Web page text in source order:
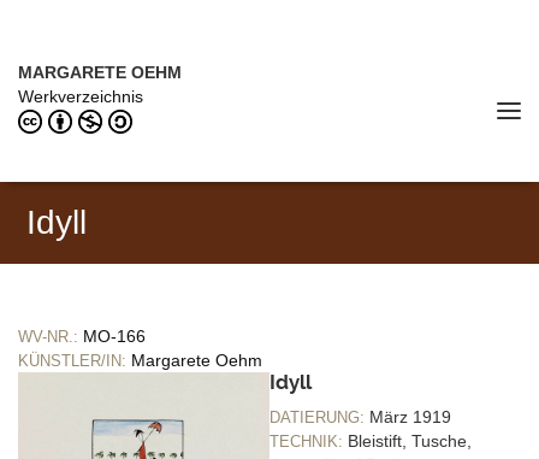
MARGARETE OEHM
Werkverzeichnis
Idyll
WV-NR.: MO-166
KÜNSTLER/IN: Margarete Oehm
Idyll
DATIERUNG: März 1919
TECHNIK: Bleistift, Tusche,